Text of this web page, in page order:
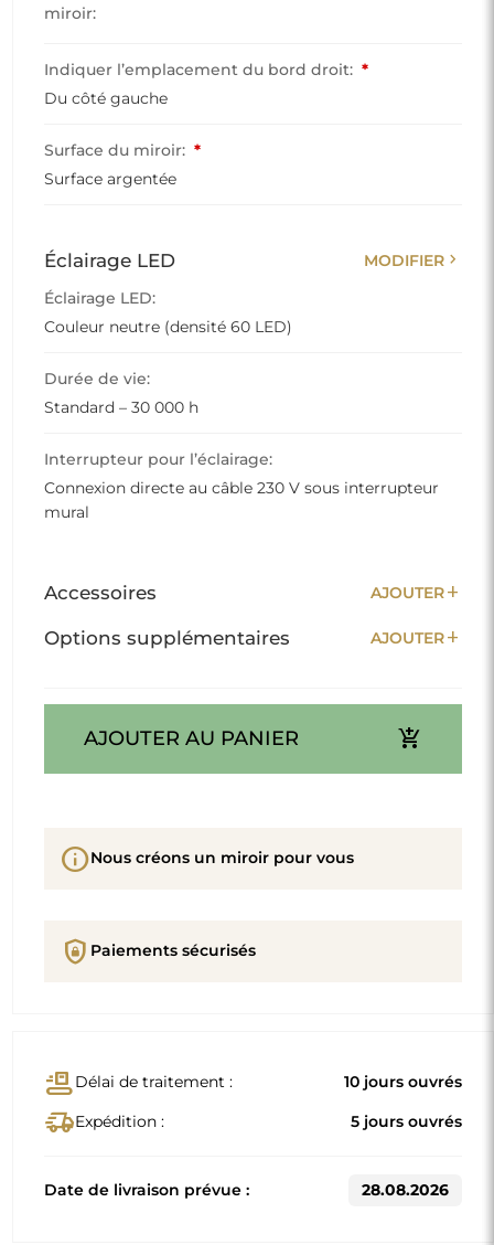
miroir:
Indiquer l’emplacement du bord droit: *
Du côté gauche
Surface du miroir: *
Surface argentée
Éclairage LED MODIFIER chevron_right
Éclairage LED:
Couleur neutre (densité 60 LED)
Durée de vie:
Standard – 30 000 h
Interrupteur pour l’éclairage:
Connexion directe au câble 230 V sous interrupteur
mural
Accessoires AJOUTERadd
Options supplémentaires AJOUTERadd
AJOUTER AU PANIER add_shopping_cart
infoNous créons un miroir pour vous
shield_lock Paiements sécurisés
conveyor_beltDélai de traitement : 10 jours ouvrés
delivery_truck_speedExpédition : 5 jours ouvrés
Date de livraison prévue : 28.08.2026